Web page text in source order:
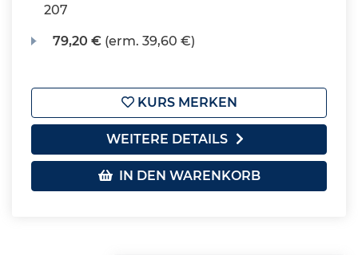
207
79,20 € (erm. 39,60 €)
KURS MERKEN
WEITERE DETAILS
IN DEN WARENKORB